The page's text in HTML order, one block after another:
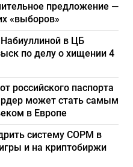
предложение —
«выборов»
в ЦБ
по делу о хищении 4
российского паспорта
может стать самым
в Европе
систему СОРМ в
и на криптобиржи